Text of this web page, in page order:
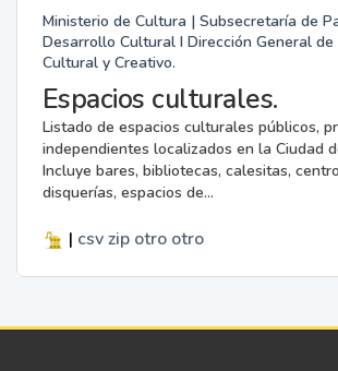
Ministerio de Cultura | Subsecretaría de
Desarrollo Cultural I Dirección General
Cultural y Creativo.
Espacios culturales.
Listado de espacios culturales públicos,
independientes localizados en la Ciudad
Incluye bares, bibliotecas, calesitas,
disquerías, espacios de...
| csv zip otro otro